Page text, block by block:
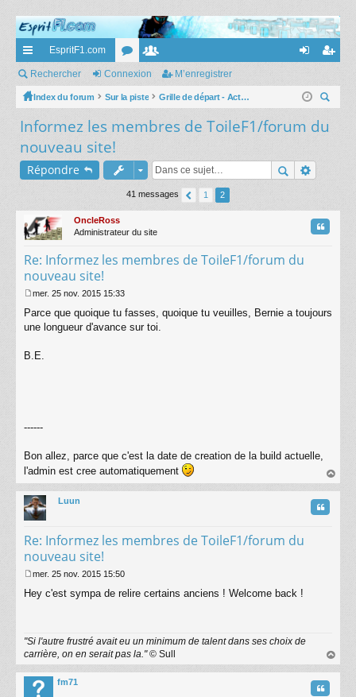
cc
ès
ra
pi
de
EspritF1.com
or
u
m
e
m
br
ne
xi
nr
eg
Rechercher Connexion M’enregistrer
Index du forum Sur la piste
Grille de départ - Actus et commentaires
her
Informez les membres de ToileF1/forum du
nouveau site!
Répondre
41 messages 1 2
OncleRoss
Administrateur du site
Re: Informez les membres de ToileF1/forum du
nouveau site!
Citation
e
s
a
g
mer. 25 nov. 2015 15:33
Parce que quoique tu fasses, quoique tu veuilles, Bernie a toujours
une longueur d'avance sur toi.
B.E.
------
Bon allez, parce que c'est la date de creation de la build actuelle,
l'admin est cree automatiquement
au
Luun
Re: Informez les membres de ToileF1/forum du
nouveau site!
Citation
e
g
e
mer. 25 nov. 2015 15:50
Hey c'est sympa de relire certains anciens ! Welcome back !
"Si l'autre frustré avait eu un minimum de talent dans ses choix de
carrière, on en serait pas la."© Sull
au
fm71 Citation